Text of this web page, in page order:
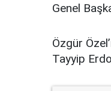
Genel
Özgür
Tayyip